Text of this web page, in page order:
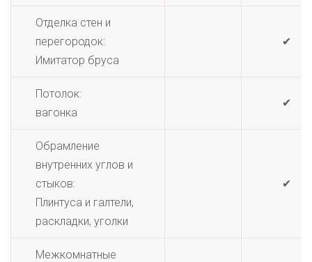
Отделка стен и
перегородок:
Имитатор бруса
✔
Потолок:
вагонка
✔
Обрамление
внутренних углов и
стыков:
Плинтуса и галтели,
раскладки, уголки
✔
Межкомнатные